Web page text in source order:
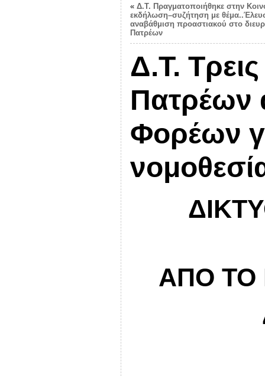
« Δ.Τ. Πραγματοποιήθηκε στην
εκδήλωση–συζήτηση με
αναβάθμιση προαστιακού στo
Πατρέων
Δ.Τ.
Πατρέων
Φορέων
ΑΠΟ ΤΟ